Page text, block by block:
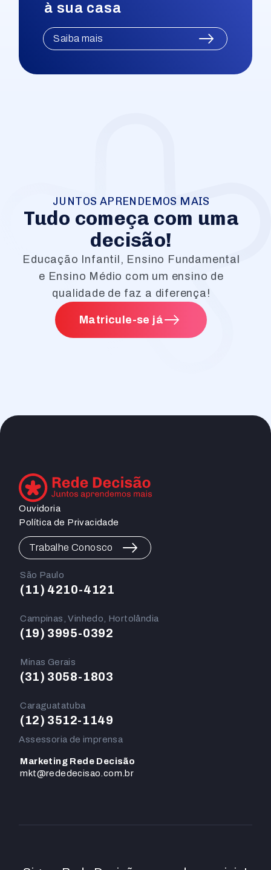
à sua casa
Saiba mais
JUNTOS APRENDEMOS MAIS
Tudo começa com uma
decisão!
Educação Infantil, Ensino Fundamental
e Ensino Médio com um ensino de
qualidade de faz a diferença!
Matricule-se já
Ouvidoria
Política de Privacidade
Trabalhe Conosco
São Paulo
(11) 4210-4121
Campinas, Vinhedo, Hortolândia
(19) 3995-0392
Minas Gerais
(31) 3058-1803
Caraguatatuba
(12) 3512-1149
Assessoria de imprensa
Marketing Rede Decisão
mkt@rededecisao.com.br